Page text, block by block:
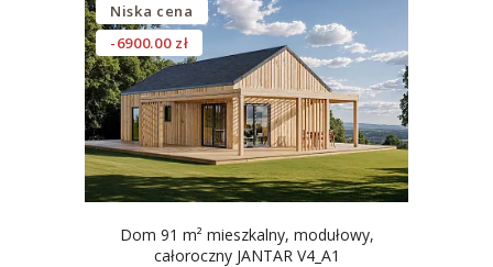
Niska cena
-6900.00 zł
Dom 91 m² mieszkalny, modułowy,
całoroczny JANTAR V4_A1